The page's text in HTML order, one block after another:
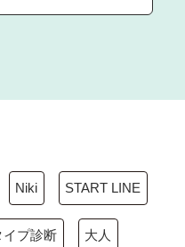
Niki START LINE
イプ診断 大人